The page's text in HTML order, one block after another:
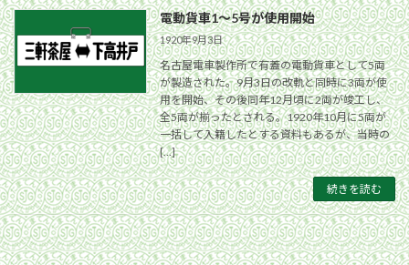
電動貨車1〜5号が使用開始
1920年9月3日
名古屋電車製作所で有蓋の電動貨車として5両
が製造された。9月3日の改軌と同時に3両が使
用を開始、その後同年12月頃に2両が竣工し、
全5両が揃ったとされる。1920年10月に5両が
一括して入籍したとする資料もあるが、当時の
[…]
続きを読む